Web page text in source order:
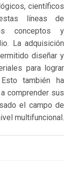
científicos
líneas de
conceptos y
La adquisición
diseñar y
para lograr
también ha
comprender sus
el campo de
multifuncional.